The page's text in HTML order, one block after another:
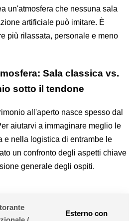
un'atmosfera che nessuna sala
artificiale può imitare. È
più rilassata, personale e meno
Sala classica vs.
sotto il tendone
all'aperto nasce spesso dal
aiutarvi a immaginare meglio le
e nella logistica di entrambe le
un confronto degli aspetti chiave
generale degli ospiti.
Esterno con